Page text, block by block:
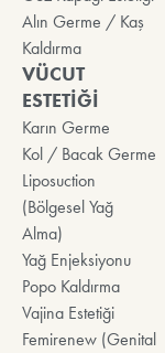
Alın Germe / Kaş
Kaldırma
VÜCUT
ESTETİĞİ
Karın Germe
Kol / Bacak Germe
Liposuction
(Bölgesel Yağ
Alma)
Yağ Enjeksiyonu
Popo Kaldırma
Vajina Estetiği
Femirenew (Genital